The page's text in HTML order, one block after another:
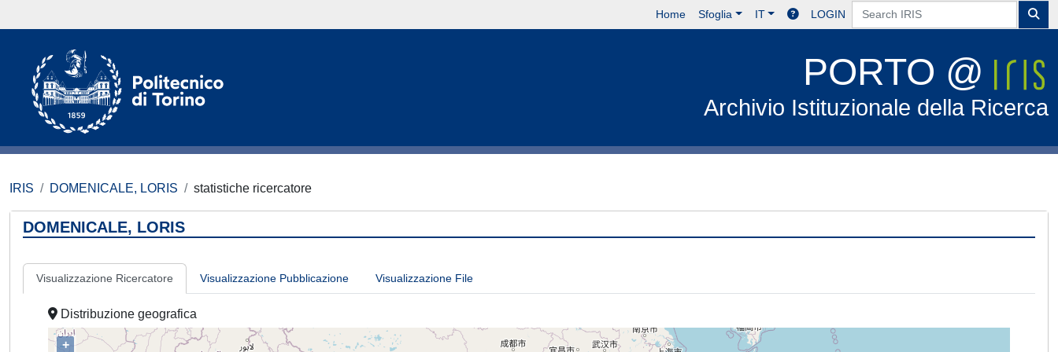
Home Sfoglia IT LOGIN
PORTO @
Archivio Istituzionale della Ricerca
IRIS DOMENICALE, LORIS statistiche ricercatore
DOMENICALE, LORIS
Visualizzazione Ricercatore Visualizzazione Pubblicazione Visualizzazione File
Distribuzione geografica
+